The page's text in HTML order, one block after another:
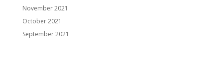
November 2021
October 2021
September 2021